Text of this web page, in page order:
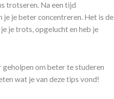
trotseren. Na een tijd
je je beter concentreren. Het is de
je trots, opgelucht en heb je
geholpen om beter te studeren
wat je van deze tips vond!